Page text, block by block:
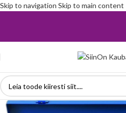
Skip to navigation Skip to main content